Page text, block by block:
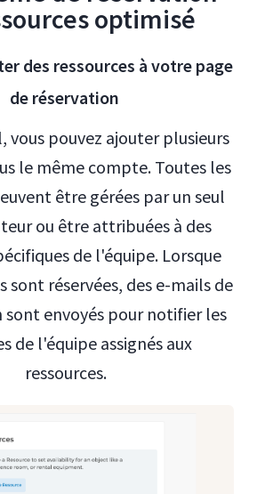
optimisé
des ressources à votre page
de réservation
vous pouvez ajouter plusieurs
le même compte. Toutes les
être gérées par un seul
ou être attribuées à des
de l'équipe. Lorsque
sont réservées, des e-mails de
envoyés pour notifier les
de l'équipe assignés aux
ressources.